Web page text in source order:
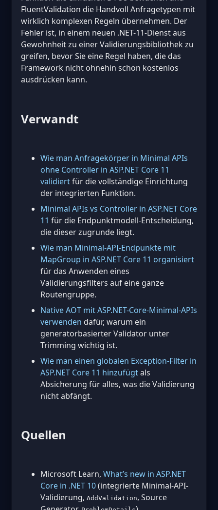
FluentValidation die Handvoll Anfragetypen mit
wirklich komplexen Regeln übernehmen. Der
Fehler ist, in einem neuen .NET-11-Dienst aus
Gewohnheit zu einer Validierungsbibliothek zu
greifen, bevor Sie eine Regel haben, die das
Framework nicht ohnehin schon kostenlos
ausdrücken kann.
Verwandt
Wie man Anfragekörper in Minimal APIs
ohne Controller in ASP.NET Core 11
validiertfür die vollständige Einrichtung
der integrierten Funktion.
Minimal APIs vs Controller in ASP.NET Core
11 für die Endpunktmodell-Entscheidung,
die dieser zugrunde liegt.
Wie man Minimal-API-Endpunkte mit
MapGroup in ASP.NET Core 11 organisiert
für das Anwenden eines
Validierungsfilters auf eine ganze
Routengruppe.
Native AOT mit ASP.NET-Core-Minimal-APIs
verwenden dafür, warum ein
generatorbasierter Validator unter
Trimming wichtig ist.
Wie man einen globalen Exception-Filter in
ASP.NET Core 11 hinzufügtals
Absicherung für alles, was die Validierung
nicht abfängt.
Quellen
Microsoft Learn, What’s new in ASP.NET
Core in .NET 10(integrierte Minimal-API-
Validierung, AddValidation, Source